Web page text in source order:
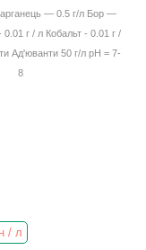
— 0.5 г/л Бор —
г / л Кобальт - 0.01 г /
Ад'юванти 50 г/л рН = 7-
8
/ л